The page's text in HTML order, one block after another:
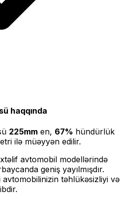
haqqında
225mm en, 67% hündürlük
ilə müəyyən edilir.
avtomobil modellərində
geniş yayılmışdır.
təhlükəsizliyi və